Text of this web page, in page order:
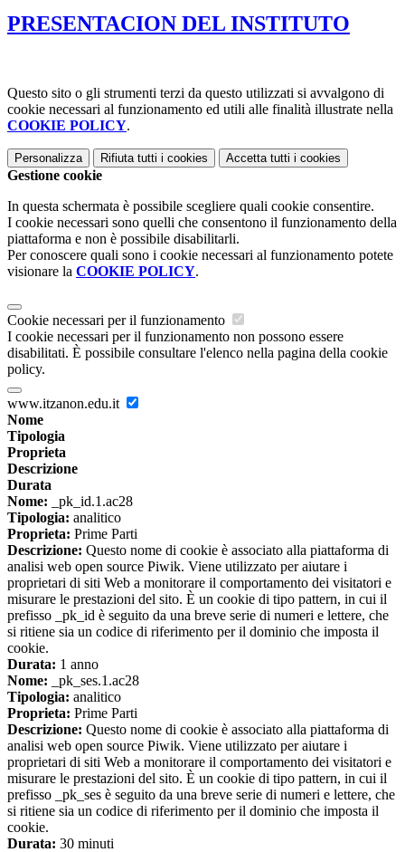
PRESENTACION DEL INSTITUTO
Questo sito o gli strumenti terzi da questo utilizzati si avvalgono di
cookie necessari al funzionamento ed utili alle finalità illustrate nella
COOKIE POLICY.
Personalizza Rifiuta tutti i cookies Accetta tutti i cookies
Gestione cookie
In questa schermata è possibile scegliere quali cookie consentire.
I cookie necessari sono quelli che consentono il funzionamento della
piattaforma e non è possibile disabilitarli.
Per conoscere quali sono i cookie necessari al funzionamento potete
visionare la COOKIE POLICY.
Cookie necessari per il funzionamento
I cookie necessari per il funzionamento non possono essere
disabilitati. È possibile consultare l'elenco nella pagina della cookie
policy.
www.itzanon.edu.it
Nome
Tipologia
Proprieta
Descrizione
Durata
Nome: _pk_id.1.ac28
Tipologia: analitico
Proprieta: Prime Parti
Descrizione: Questo nome di cookie è associato alla piattaforma di
analisi web open source Piwik. Viene utilizzato per aiutare i
proprietari di siti Web a monitorare il comportamento dei visitatori e
misurare le prestazioni del sito. È un cookie di tipo pattern, in cui il
prefisso _pk_id è seguito da una breve serie di numeri e lettere, che
si ritiene sia un codice di riferimento per il dominio che imposta il
cookie.
Durata: 1 anno
Nome: _pk_ses.1.ac28
Tipologia: analitico
Proprieta: Prime Parti
Descrizione: Questo nome di cookie è associato alla piattaforma di
analisi web open source Piwik. Viene utilizzato per aiutare i
proprietari di siti Web a monitorare il comportamento dei visitatori e
misurare le prestazioni del sito. È un cookie di tipo pattern, in cui il
prefisso _pk_ses è seguito da una breve serie di numeri e lettere, che
si ritiene sia un codice di riferimento per il dominio che imposta il
cookie.
Durata: 30 minuti